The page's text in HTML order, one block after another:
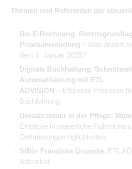
Themen und Referenten der
Die E-Rechnung:
Praxisanwendung – Was ändert
dem 1. Januar 2025?
Digitale Buchhaltung:
Automatisierung mit ETL
ADVISION – Effiziente Prozesse
Buchführung.
Umsatzsteuer in der Pflege:
Einblicke in steuerliche Fallstricke
Optimierungsmöglichkeiten.
StBin Franziska Grunske, ETL
Adlershof